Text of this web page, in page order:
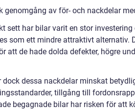
genomgång av för- och nackdelar
sett har bilar varit en stor
som ett mindre attraktivt alternativ.
att de hade dolda defekter, högre
dock dessa nackdelar minskat
tillgång till
begagnade bilar har risken för att